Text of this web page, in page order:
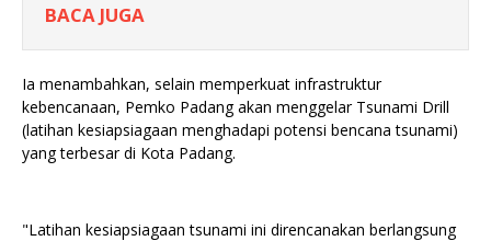
BACA JUGA
Ia menambahkan, selain memperkuat infrastruktur
kebencanaan, Pemko Padang akan menggelar Tsunami Drill
(latihan kesiapsiagaan menghadapi potensi bencana tsunami)
yang terbesar di Kota Padang.
"Latihan kesiapsiagaan tsunami ini direncanakan berlangsung